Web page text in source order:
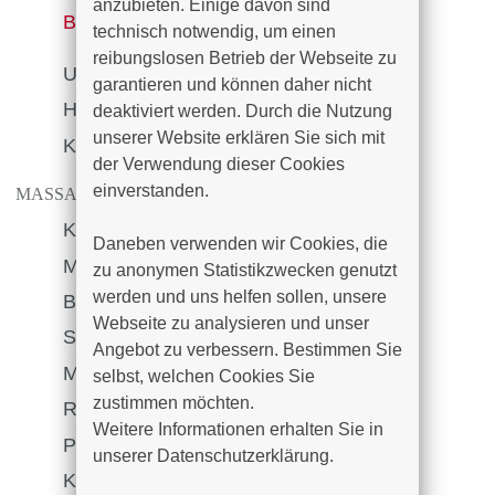
Babyschwimmen
Ultraschall
Hivamattherapie
Kinesiotape
MASSAGETHERAPIE
Klassische Massage
Manuelle Lymphdrainage
Bindegewebsmassage
Segmentmassage
Marnitztherapie
Reflexzonentherapie am Fuß
Periostbehandlung
Kolonbehandlung
anzubieten. Einige davon sind
technisch notwendig, um einen
reibungslosen Betrieb der Webseite zu
garantieren und können daher nicht
deaktiviert werden. Durch die Nutzung
unserer Website erklären Sie sich mit
der Verwendung dieser Cookies
einverstanden.
Daneben verwenden wir Cookies, die
zu anonymen Statistikzwecken genutzt
werden und uns helfen sollen, unsere
Webseite zu analysieren und unser
Angebot zu verbessern. Bestimmen Sie
selbst, welchen Cookies Sie
zustimmen möchten.
Weitere Informationen erhalten Sie in
unserer Datenschutzerklärung.